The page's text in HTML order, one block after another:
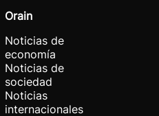
Orain
Noticias de
economía
Noticias de
sociedad
Noticias
internacionales